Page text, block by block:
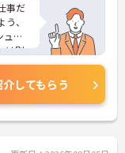
事だ
、
ュ休
は別
を取
。
ます
こ
指す
す。
介してもらう